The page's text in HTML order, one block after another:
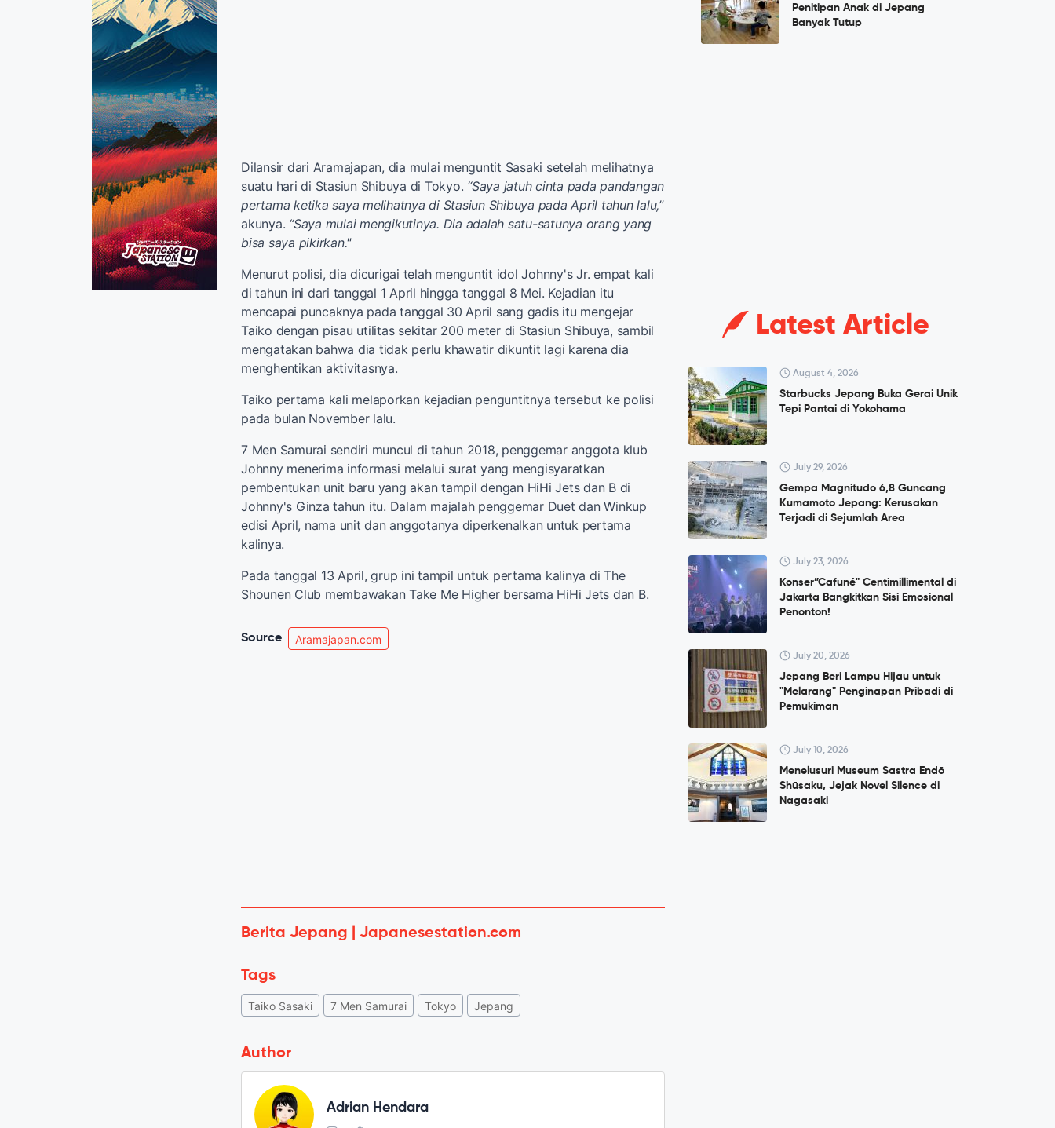
Dilansir dari Aramajapan, dia mulai menguntit Sasaki setelah melihatnya
suatu hari di Stasiun Shibuya di Tokyo. “Saya jatuh cinta pada pandangan
pertama ketika saya melihatnya di Stasiun Shibuya pada April tahun lalu,”
akunya. “Saya mulai mengikutinya. Dia adalah satu-satunya orang yang
bisa saya pikirkan."
Menurut polisi, dia dicurigai telah menguntit idol Johnny's Jr. empat kali
di tahun ini dari tanggal 1 April hingga tanggal 8 Mei. Kejadian itu
mencapai puncaknya pada tanggal 30 April sang gadis itu mengejar
Taiko dengan pisau utilitas sekitar 200 meter di Stasiun Shibuya, sambil
mengatakan bahwa dia tidak perlu khawatir dikuntit lagi karena dia
menghentikan aktivitasnya.
Taiko pertama kali melaporkan kejadian penguntitnya tersebut ke polisi
pada bulan November lalu.
7 Men Samurai sendiri muncul di tahun 2018, penggemar anggota klub
Johnny menerima informasi melalui surat yang mengisyaratkan
pembentukan unit baru yang akan tampil dengan HiHi Jets dan B di
Johnny's Ginza tahun itu. Dalam majalah penggemar Duet dan Winkup
edisi April, nama unit dan anggotanya diperkenalkan untuk pertama
kalinya.
Pada tanggal 13 April, grup ini tampil untuk pertama kalinya di The
Shounen Club membawakan Take Me Higher bersama HiHi Jets dan B.
Source Aramajapan.com
Berita Jepang | Japanesestation.com
Tags
Taiko Sasaki 7 Men Samurai Tokyo Jepang
Author
Adrian Hendara
Penitipan Anak di Jepang
Banyak Tutup
Latest Article
August 4, 2026
Starbucks Jepang Buka Gerai Unik
Tepi Pantai di Yokohama
July 29, 2026
Gempa Magnitudo 6,8 Guncang
Kumamoto Jepang: Kerusakan
Terjadi di Sejumlah Area
July 23, 2026
Konser”Cafuné" Centimillimental di
Jakarta Bangkitkan Sisi Emosional
Penonton!
July 20, 2026
Jepang Beri Lampu Hijau untuk
"Melarang" Penginapan Pribadi di
Pemukiman
July 10, 2026
Menelusuri Museum Sastra Endō
Shūsaku, Jejak Novel Silence di
Nagasaki